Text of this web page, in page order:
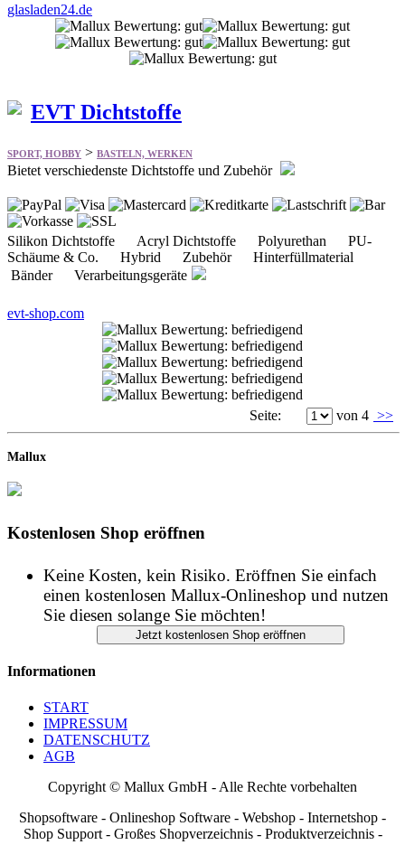
glasladen24.de
EVT Dichtstoffe
SPORT, HOBBY > BASTELN, WERKEN
Bietet verschiedenste Dichtstoffe und Zubehör
Silikon Dichtstoffe Acryl Dichtstoffe Polyurethan PU-
Schäume & Co. Hybrid Zubehör Hinterfüllmaterial
Bänder Verarbeitungsgeräte
evt-shop.com
Seite: von 4 >>
Mallux
Kostenlosen Shop eröffnen
Keine Kosten, kein Risiko. Eröffnen Sie einfach
einen kostenlosen Mallux-Onlineshop und nutzen
Sie diesen solange Sie möchten!
Informationen
START
IMPRESSUM
DATENSCHUTZ
AGB
Copyright © Mallux GmbH - Alle Rechte vorbehalten
Shopsoftware - Onlineshop Software - Webshop - Internetshop -
Shop Support - Großes Shopverzeichnis - Produktverzeichnis -